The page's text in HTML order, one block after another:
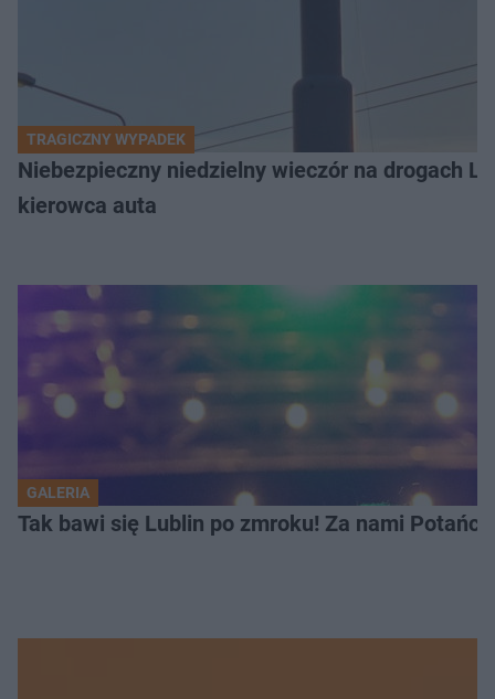
TRAGICZNY WYPADEK
Niebezpieczny niedzielny wieczór na drogach
kierowca auta
GALERIA
Tak bawi się Lublin po zmroku! Za nami